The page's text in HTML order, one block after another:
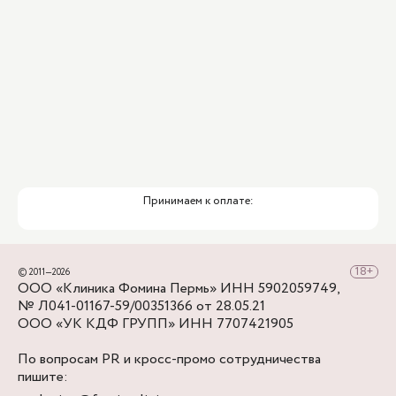
Принимаем к оплате:
© 2011—2026
ООО «Клиника Фомина Пермь» ИНН 5902059749,
№ Л041-01167-59/00351366 от 28.05.21
ООО «УК КДФ ГРУПП» ИНН 7707421905
По вопросам PR и кросс-промо сотрудничества
пишите: